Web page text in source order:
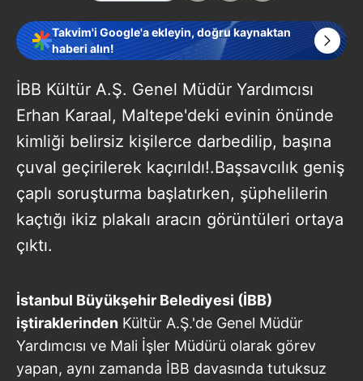
Takvim'i Google'a ekleyin, doğru kaynaktan
haberi alın!
İBB Kültür A.Ş. Genel Müdür Yardımcısı
Erhan Karaal, Maltepe'deki evinin önünde
kimliği belirsiz kişilerce darbedilip, başına
çuval geçirilerek kaçırıldı!.Başsavcılık geniş
çaplı soruşturma başlatırken, şüphelilerin
kaçtığı ikiz plakalı aracın görüntüleri ortaya
çıktı.
İstanbul Büyükşehir Belediyesi (İBB)
iştiraklerinden Kültür A.Ş.'de Genel Müdür
Yardımcısı ve Mali İşler Müdürü olarak görev
yapan, aynı zamanda İBB davasında tutuksuz